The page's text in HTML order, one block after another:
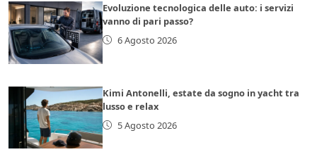
Evoluzione tecnologica delle auto: i servizi
vanno di pari passo?
6 Agosto 2026
Kimi Antonelli, estate da sogno in yacht tra
lusso e relax
5 Agosto 2026